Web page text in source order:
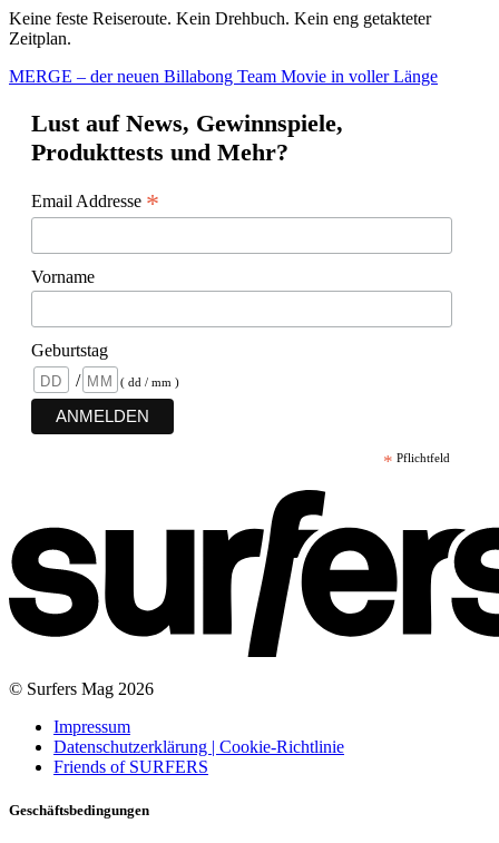
Keine feste Reiseroute. Kein Drehbuch. Kein eng getakteter
Zeitplan.
MERGE – der neuen Billabong Team Movie in voller Länge
Lust auf News, Gewinnspiele,
Produkttests und Mehr?
Email Addresse *
Vorname
Geburtstag
/
( dd / mm )
* Pflichtfeld
© Surfers Mag 2026
Impressum
Datenschutzerklärung | Cookie-Richtlinie
Friends of SURFERS
Geschäftsbedingungen